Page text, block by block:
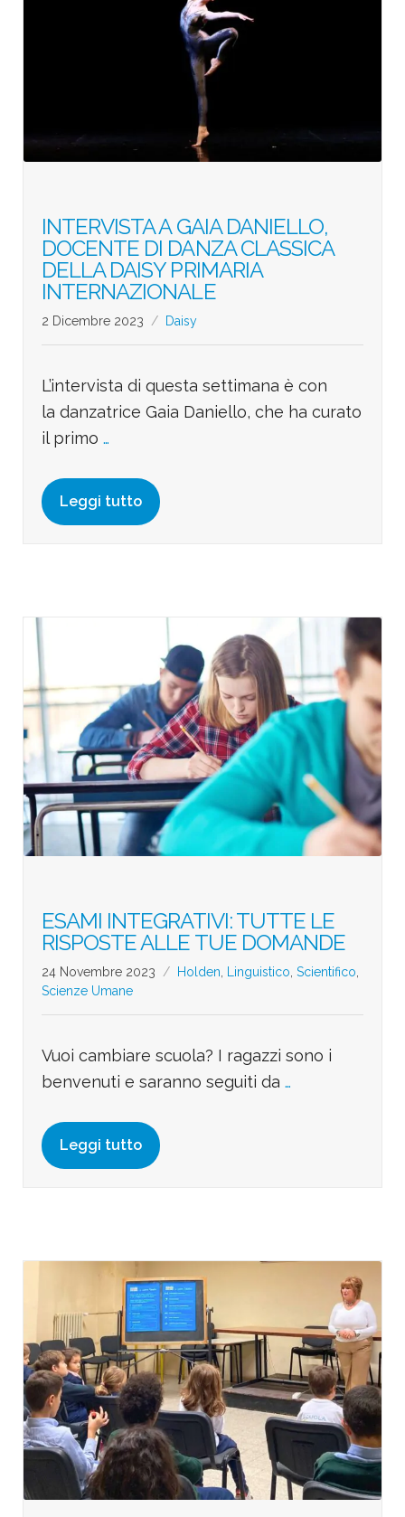
INTERVISTA A GAIA DANIELLO,
DOCENTE DI DANZA CLASSICA
DELLA DAISY PRIMARIA
INTERNAZIONALE
2 Dicembre 2023 Daisy
L’intervista di questa settimana è con
la danzatrice Gaia Daniello, che ha curato
il primo …
Leggi tutto
ESAMI INTEGRATIVI: TUTTE LE
RISPOSTE ALLE TUE DOMANDE
24 Novembre 2023 Holden Linguistico Scientifico
Scienze Umane
Vuoi cambiare scuola? I ragazzi sono i
benvenuti e saranno seguiti da …
Leggi tutto